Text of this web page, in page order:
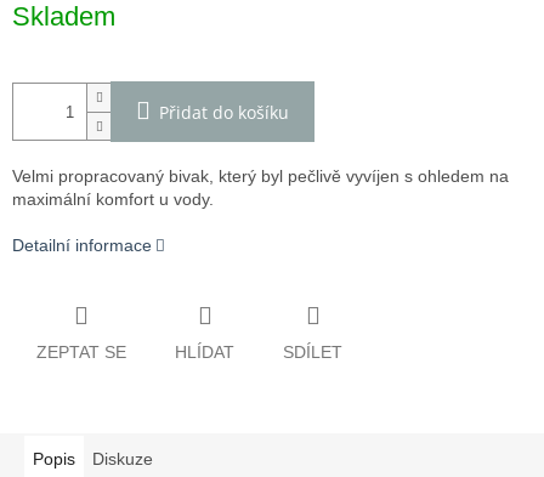
cena:
Skladem
Přidat do košíku
Velmi propracovaný bivak, který byl pečlivě vyvíjen s ohledem na
maximální komfort u vody.
Detailní informace
ZEPTAT SE HLÍDAT SDÍLET
Popis Diskuze